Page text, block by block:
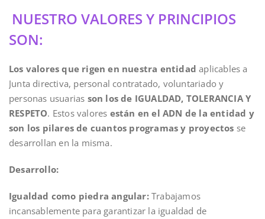
NUESTRO VALORES Y PRINCIPIOS
SON:
Los valores que rigen en nuestra entidad aplicables a
Junta directiva, personal contratado, voluntariado y
personas usuarias son los de IGUALDAD, TOLERANCIA Y
RESPETO. Estos valores están en el ADN de la entidad y
son los pilares de cuantos programas y proyectos se
desarrollan en la misma.
Desarrollo:
Igualdad como piedra angular: Trabajamos
incansablemente para garantizar la igualdad de